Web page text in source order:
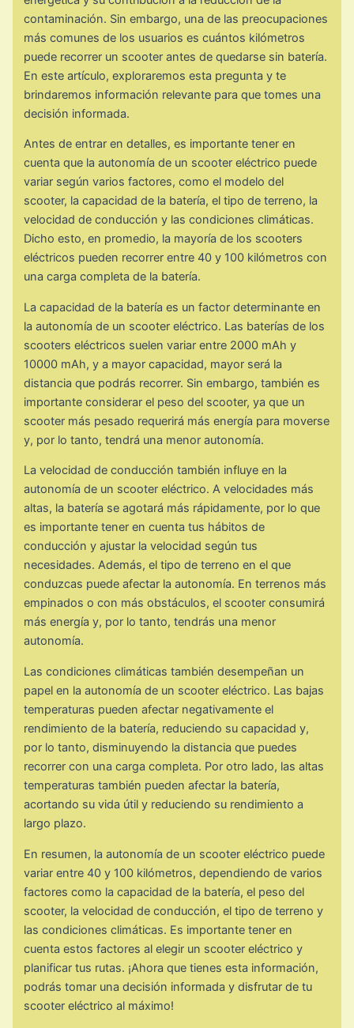
contaminación. Sin embargo, una de las preocupaciones
más comunes de los usuarios es cuántos kilómetros
puede recorrer un scooter antes de quedarse sin batería.
En este artículo, exploraremos esta pregunta y te
brindaremos información relevante para que tomes una
decisión informada.
Antes de entrar en detalles, es importante tener en
cuenta que la autonomía de un scooter eléctrico puede
variar según varios factores, como el modelo del
scooter, la capacidad de la batería, el tipo de terreno, la
velocidad de conducción y las condiciones climáticas.
Dicho esto, en promedio, la mayoría de los scooters
eléctricos pueden recorrer entre 40 y 100 kilómetros con
una carga completa de la batería.
La capacidad de la batería es un factor determinante en
la autonomía de un scooter eléctrico. Las baterías de los
scooters eléctricos suelen variar entre 2000 mAh y
10000 mAh, y a mayor capacidad, mayor será la
distancia que podrás recorrer. Sin embargo, también es
importante considerar el peso del scooter, ya que un
scooter más pesado requerirá más energía para moverse
y, por lo tanto, tendrá una menor autonomía.
La velocidad de conducción también influye en la
autonomía de un scooter eléctrico. A velocidades más
altas, la batería se agotará más rápidamente, por lo que
es importante tener en cuenta tus hábitos de
conducción y ajustar la velocidad según tus
necesidades. Además, el tipo de terreno en el que
conduzcas puede afectar la autonomía. En terrenos más
empinados o con más obstáculos, el scooter consumirá
más energía y, por lo tanto, tendrás una menor
autonomía.
Las condiciones climáticas también desempeñan un
papel en la autonomía de un scooter eléctrico. Las bajas
temperaturas pueden afectar negativamente el
rendimiento de la batería, reduciendo su capacidad y,
por lo tanto, disminuyendo la distancia que puedes
recorrer con una carga completa. Por otro lado, las altas
temperaturas también pueden afectar la batería,
acortando su vida útil y reduciendo su rendimiento a
largo plazo.
En resumen, la autonomía de un scooter eléctrico puede
variar entre 40 y 100 kilómetros, dependiendo de varios
factores como la capacidad de la batería, el peso del
scooter, la velocidad de conducción, el tipo de terreno y
las condiciones climáticas. Es importante tener en
cuenta estos factores al elegir un scooter eléctrico y
planificar tus rutas. ¡Ahora que tienes esta información,
podrás tomar una decisión informada y disfrutar de tu
scooter eléctrico al máximo!